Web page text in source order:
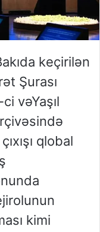
keçirilən
Şurası
ci vəYaşıl
çıxışı qlobal
rolunun
kimi